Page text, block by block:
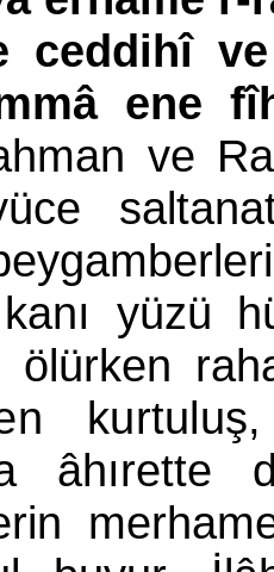
ceddihî
ene
ve
yüzü
ölürken